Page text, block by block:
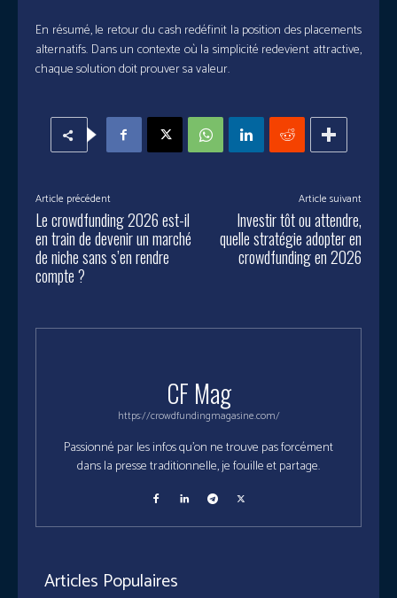
En résumé, le retour du cash redéfinit la position des placements
alternatifs. Dans un contexte où la simplicité redevient attractive,
chaque solution doit prouver sa valeur.
Article précédent
Le crowdfunding 2026 est-il
en train de devenir un marché
de niche sans s’en rendre
compte ?
Article suivant
Investir tôt ou attendre,
quelle stratégie adopter en
crowdfunding en 2026
CF Mag
https://crowdfundingmagasine.com/
Passionné par les infos qu'on ne trouve pas forcément
dans la presse traditionnelle, je fouille et partage.
Articles Populaires